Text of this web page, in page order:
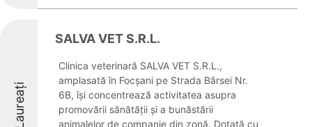
Laureați
SALVA VET S.R.L.
Clinica veterinară SALVA VET S.R.L.,
amplasată în Focșani pe Strada Bârsei Nr.
6B, își concentrează activitatea asupra
promovării sănătății și a bunăstării
animalelor de companie din zonă. Dotată cu